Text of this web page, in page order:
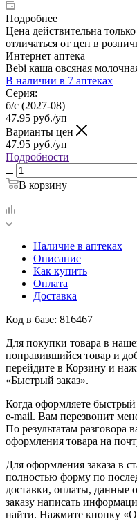
Подробнее
Цена действительна
отличаться от цен в
Интернет аптека
Bebi каша овсяная
В наличии в 7 аптеках
Серия:
б/с (2027-08)
47.95 руб./уп
Варианты цен
47.95 руб./уп
Подробности
В корзину
Наличие в аптеках
Описание
Как купить
Оплата
Доставка
Код в базе: 816467
Для покупки товара в
понравившийся товар и
перейдите в Корзину и
«Быстрый заказ».
Когда оформляете
e-mail. Вам перезвонит
По результатам разговора
оформления товара на
Для оформления заказа в
полностью форму по
доставки, оплаты, данные
заказу написать
найти. Нажмите кнопку